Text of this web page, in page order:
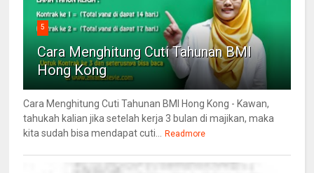
5
Cara Menghitung Cuti Tahunan BMI
Hong Kong
Cara Menghitung Cuti Tahunan BMI Hong Kong - Kawan,
tahukah kalian jika setelah kerja 3 bulan di majikan, maka
kita sudah bisa mendapat cuti... Readmore